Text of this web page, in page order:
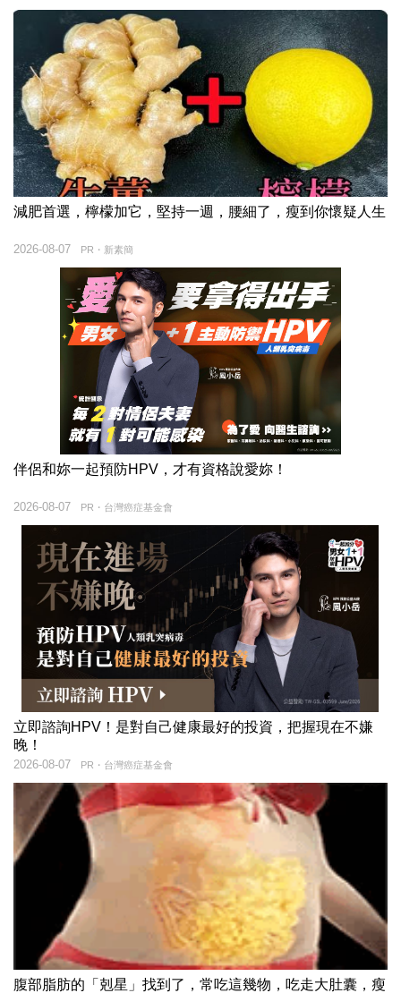
減肥首選，檸檬加它，堅持一週，腰細了，瘦到你懷疑人生
PR・新素簡
2026-08-07
伴侶和妳一起預防HPV，才有資格說愛妳！
PR・台灣癌症基金會
2026-08-07
立即諮詢HPV！是對自己健康最好的投資，把握現在不嫌
晚！
PR・台灣癌症基金會
2026-08-07
腹部脂肪的「剋星」找到了，常吃這幾物，吃走大肚囊，瘦